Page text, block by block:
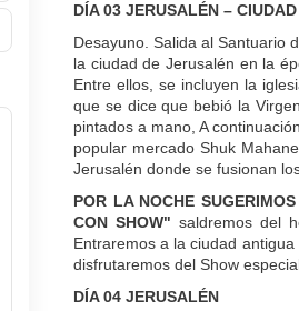
DÍA 03 JERUSALÉN –
Desayuno. Salida al Santuario
la ciudad de Jerusalén en la
Entre ellos, se incluyen la
que se dice que bebió la
pintados a mano, A
popular mercado Shuk
Jerusalén donde se fusionan
POR LA NOCHE
CON SHOW" saldremos del
Entraremos a la ciudad
disfrutaremos del Show
DÍA 04 JERUSALÉN